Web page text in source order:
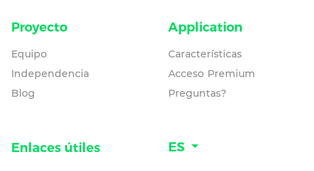
Proyecto
Equipo
Independencia
Blog
Application
Características
Acceso Premium
Preguntas?
Enlaces útiles ES